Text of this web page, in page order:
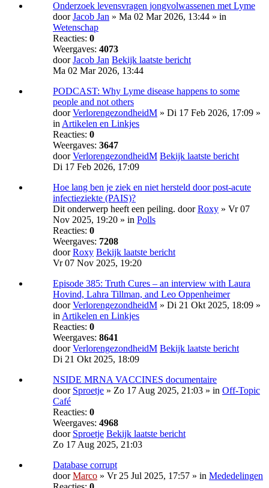
Onderzoek levensvragen jongvolwassenen met Lyme
doorJacob Jan » Ma 02 Mar 2026, 13:44 » in
Wetenschap
Reacties: 0
Weergaves: 4073
doorJacob Jan Bekijk laatste bericht
Ma 02 Mar 2026, 13:44
PODCAST: Why Lyme disease happens to some
people and not others
doorVerlorengezondheidM » Di 17 Feb 2026, 17:09 »
in Artikelen en Linkjes
Reacties: 0
Weergaves: 3647
doorVerlorengezondheidM Bekijk laatste bericht
Di 17 Feb 2026, 17:09
Hoe lang ben je ziek en niet hersteld door post-acute
infectieziekte (PAIS)?
Dit onderwerp heeft een peiling. doorRoxy » Vr 07
Nov 2025, 19:20 » in Polls
Reacties: 0
Weergaves: 7208
doorRoxy Bekijk laatste bericht
Vr 07 Nov 2025, 19:20
Episode 385: Truth Cures – an interview with Laura
Hovind, Lahra Tillman, and Leo Oppenheimer
doorVerlorengezondheidM » Di 21 Okt 2025, 18:09 »
in Artikelen en Linkjes
Reacties: 0
Weergaves: 8641
doorVerlorengezondheidM Bekijk laatste bericht
Di 21 Okt 2025, 18:09
NSIDE MRNA VACCINES documentaire
door Sproetje » Zo 17 Aug 2025, 21:03 » in Off-Topic
Café
Reacties: 0
Weergaves: 4968
door Sproetje Bekijk laatste bericht
Zo 17 Aug 2025, 21:03
Database corrupt
doorMarco » Vr 25 Jul 2025, 17:57 » in Mededelingen